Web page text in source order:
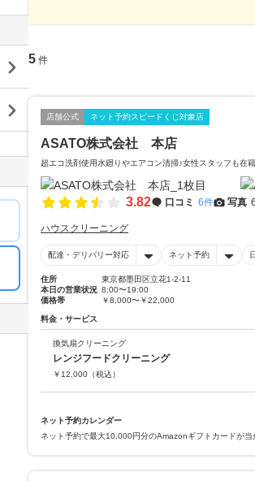
5 件
店舗公式 ネット予約スピードくじ対象店
ASATO株式会社 本店
超エコ洗剤使用水廻りやエアコン清掃♪女性スタッフも在籍
3.82 口コミ 6件 写真
ハウスクリーニング
配達・デリバリー対応 ネット予約
住所
東京都墨田区立花1-2-11
本日の営業状況 8:00〜19:00
価格帯
￥8,000〜￥22,000
料金・サービス
換気扇クリーニング
レンジフードクリーニング
￥ 12,000 （税込）
ネット予約カレンダー
ネット予約で最大10,000円分のAmazonギフトカードが当